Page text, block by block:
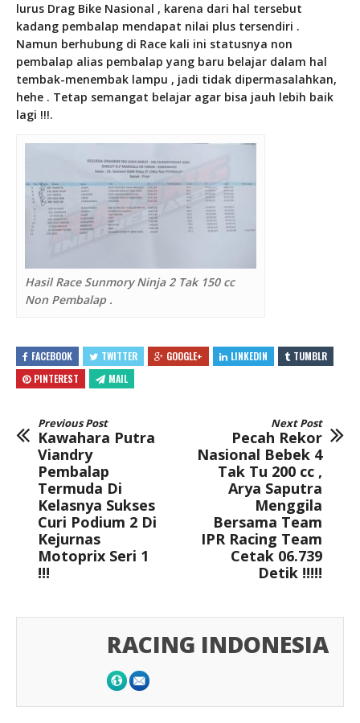
lurus Drag Bike Nasional , karena dari hal tersebut
kadang pembalap mendapat nilai plus tersendiri .
Namun berhubung di Race kali ini statusnya non
pembalap alias pembalap yang baru belajar dalam hal
tembak-menembak lampu , jadi tidak dipermasalahkan,
hehe . Tetap semangat belajar agar bisa jauh lebih baik
lagi !!!.
Hasil Race Sunmory Ninja 2 Tak 150 cc
Non Pembalap .
FACEBOOK TWITTER GOOGLE+ LINKEDIN
TUMBLR
PINTEREST
MAIL
Previous Post
Kawahara Putra
Viandry
Pembalap
Termuda Di
Kelasnya Sukses
Curi Podium 2 Di
Kejurnas
Motoprix Seri 1
!!!
Next Post
Pecah Rekor
Nasional Bebek 4
Tak Tu 200 cc ,
Arya Saputra
Menggila
Bersama Team
IPR Racing Team
Cetak 06.739
Detik !!!!!
RACING INDONESIA